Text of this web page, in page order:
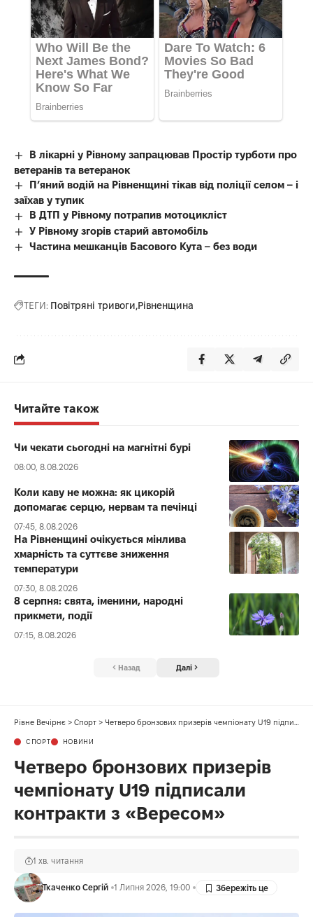
В лікарні у Рівному запрацював Простір турботи про
ветеранів та ветеранок
П’яний водій на Рівненщині тікав від поліції селом – і
заїхав у тупик
В ДТП у Рівному потрапив мотоцикліст
У Рівному згорів старий автомобіль
Частина мешканців Басового Кута – без води
ТЕГИ: Повітряні тривоги Рівненщина
Читайте також
Чи чекати сьогодні на магнітні бурі
08:00, 8.08.2026
Коли каву не можна: як цикорій
допомагає серцю, нервам та печінці
07:45, 8.08.2026
На Рівненщині очікується мінлива
хмарність та суттєве зниження
температури
07:30, 8.08.2026
8 серпня: свята, іменини, народні
прикмети, події
07:15, 8.08.2026
Назад Далі
Рівне Вечірнє > Спорт > Четверо бронзових призерів чемпіонату U19 підписали контракти з «Вересом»
СПОРТ НОВИНИ
Четверо бронзових призерів
чемпіонату U19 підписали
контракти з «Вересом»
Ткаченко Сергій 1 Липня 2026, 19:00
1 хв. читання